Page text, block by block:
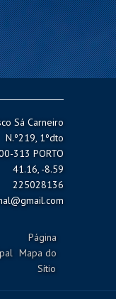
Sá Carneiro
N.º219, 1ºdto
313 PORTO
41.16, -8.59
225028136
Página
Mapa do
Sítio